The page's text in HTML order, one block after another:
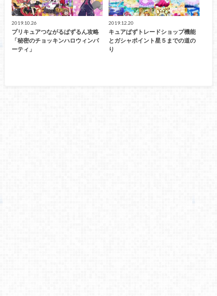
2019.10.26
プリキュアつながるぱずるん攻略
「秘密のチョッキンハロウィンパ
ーティ」
2019.12.20
キュアぱずトレードショップ機能
とガシャポイント星５までの道の
り